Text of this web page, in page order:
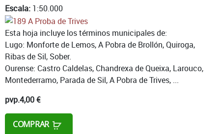
Escala: 1:50.000
Esta hoja incluye los términos municipales de:
Lugo: Monforte de Lemos, A Pobra de Brollón, Quiroga,
Ribas de Sil, Sober.
Ourense: Castro Caldelas, Chandrexa de Queixa, Larouco,
Montederramo, Parada de Sil, A Pobra de Trives, ...
pvp.4,00 €
COMPRAR